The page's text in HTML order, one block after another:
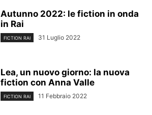
Autunno 2022: le fiction in onda
in Rai
FICTION RAI 31 Luglio 2022
Lea, un nuovo giorno: la nuova
fiction con Anna Valle
FICTION RAI 11 Febbraio 2022